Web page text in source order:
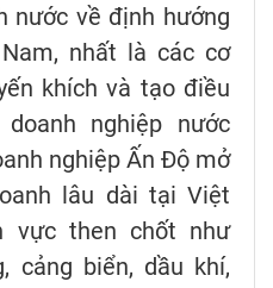
nước về định hướng
nhất là các cơ
khích và tạo điều
nghiệp nước
nghiệp Ấn Độ mở
lâu dài tại Việt
vực then chốt như
cảng biển, dầu khí,